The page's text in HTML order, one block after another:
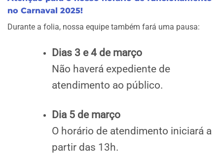
no Carnaval 2025!
Durante a folia, nossa equipe também fará uma pausa:
Dias 3 e 4 de março
Não haverá expediente de
atendimento ao público.
Dia 5 de março
O horário de atendimento iniciará a
partir das 13h.